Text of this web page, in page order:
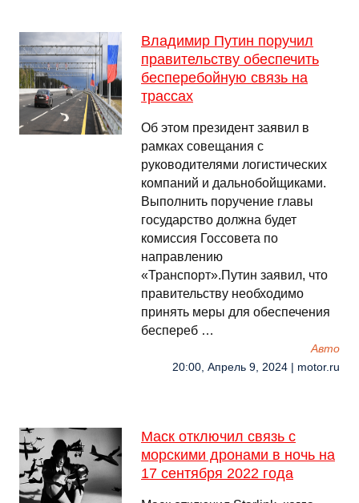
Владимир Путин поручил
правительству обеспечить
бесперебойную связь на
трассах
Об этом президент заявил в
рамках совещания с
руководителями логистических
компаний и дальнобойщиками.
Выполнить поручение главы
государство должна будет
комиссия Госсовета по
направлению
«Транспорт».Путин заявил, что
правительству необходимо
принять меры для обеспечения
беспереб …
Авто
20:00, Апрель 9, 2024 | motor.ru
Маск отключил связь с
морскими дронами в ночь на
17 сентября 2022 года